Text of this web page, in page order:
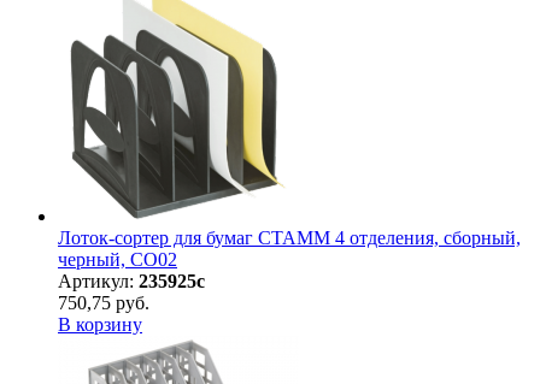
Лоток-сортер для бумаг СТАММ 4 отделения, сборный,
черный, СО02
Артикул: 235925с
750,75 руб.
В корзину